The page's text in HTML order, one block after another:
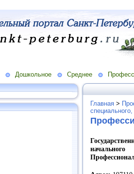
Дошкольное Среднее
Главная >